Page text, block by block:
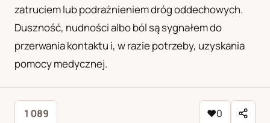
zatruciem lub podrażnieniem dróg oddechowych.
Duszność, nudności albo ból są sygnałem do
przerwania kontaktu i, w razie potrzeby, uzyskania
pomocy medycznej.
1 089 ♥0